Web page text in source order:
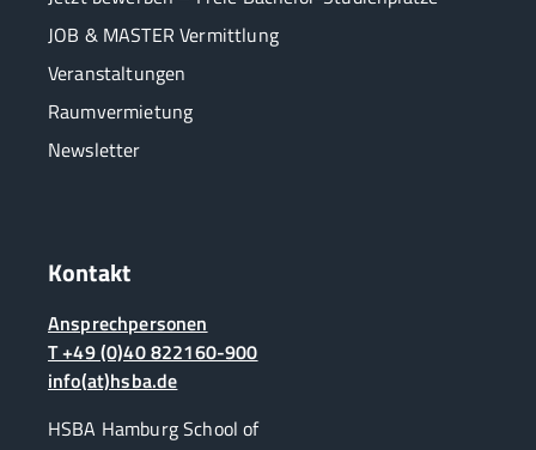
JOB & MASTER Vermittlung
Veranstaltungen
Raumvermietung
Newsletter
Kontakt
Ansprechpersonen
T +49 (0)40 822160-900
info(at)hsba.de
HSBA Hamburg School of